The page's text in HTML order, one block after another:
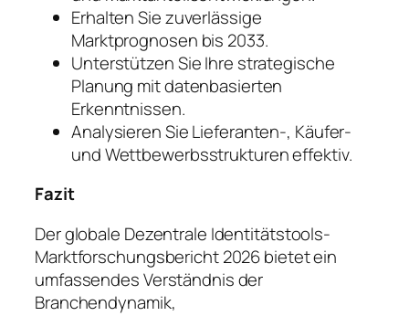
Erhalten Sie zuverlässige
Marktprognosen bis 2033.
Unterstützen Sie Ihre strategische
Planung mit datenbasierten
Erkenntnissen.
Analysieren Sie Lieferanten-, Käufer-
und Wettbewerbsstrukturen effektiv.
Fazit
Der globale Dezentrale Identitätstools-
Marktforschungsbericht 2026 bietet ein
umfassendes Verständnis der
Branchendynamik,